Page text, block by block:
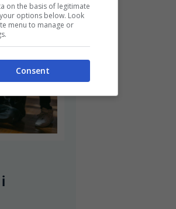
on the basis of legitimate
options below. Look
menu to manage or
Consent